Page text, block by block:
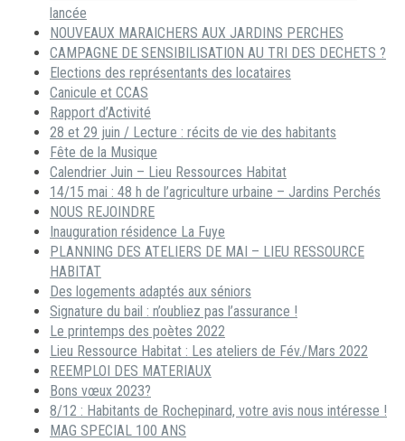
lancée
NOUVEAUX MARAICHERS AUX JARDINS PERCHES
CAMPAGNE DE SENSIBILISATION AU TRI DES DECHETS ?
Elections des représentants des locataires
Canicule et CCAS
Rapport d’Activité
28 et 29 juin / Lecture : récits de vie des habitants
Fête de la Musique
Calendrier Juin – Lieu Ressources Habitat
14/15 mai : 48 h de l’agriculture urbaine – Jardins Perchés
NOUS REJOINDRE
Inauguration résidence La Fuye
PLANNING DES ATELIERS DE MAI – LIEU RESSOURCE
HABITAT
Des logements adaptés aux séniors
Signature du bail : n’oubliez pas l’assurance !
Le printemps des poètes 2022
Lieu Ressource Habitat : Les ateliers de Fév./Mars 2022
REEMPLOI DES MATERIAUX
Bons vœux 2023?
8/12 : Habitants de Rochepinard, votre avis nous intéresse !
MAG SPECIAL 100 ANS